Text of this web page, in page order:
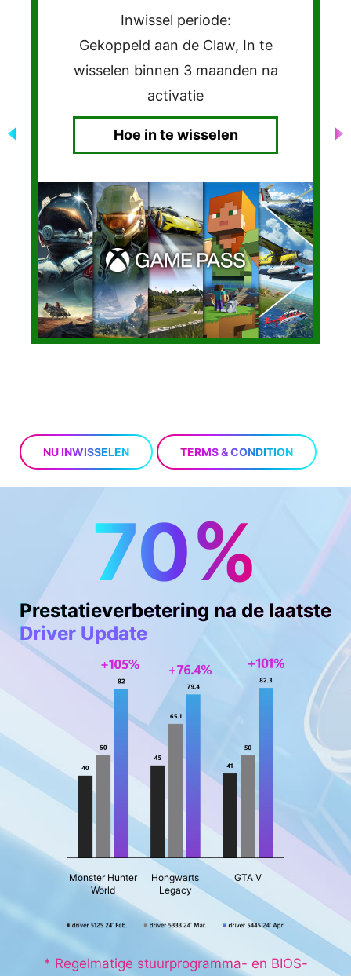
en een exclusieve
MYTHICAL BEAST SET
Inwissel periode:
Feb. 16, 2024- Feb. 16, 2025
Hoe in te wisselen
Hoe gebruik je de
Mythical Beast Set
NU INWISSELEN TERMS & CONDITION
70%
Prestatieverbetering na de laatste
Driver Update
Monster Hunter
World
Hongwarts
Legacy
GTA V
* Regelmatige stuurprogramma- en BIOS-